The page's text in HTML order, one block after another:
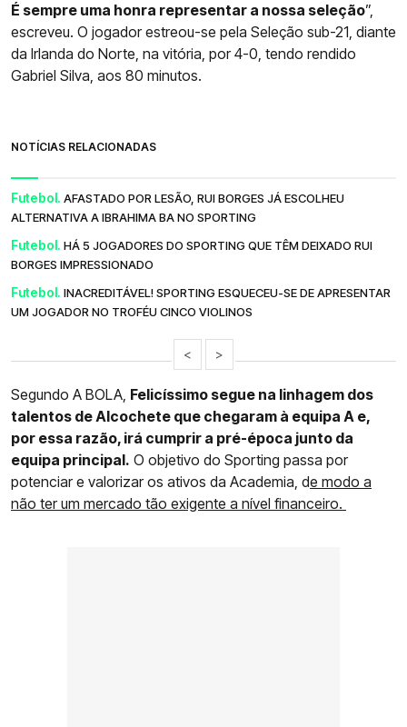
É sempre uma honra representar a nossa seleção”,
escreveu. O jogador estreou-se pela Seleção sub-21, diante
da Irlanda do Norte, na vitória, por 4-0, tendo rendido
Gabriel Silva, aos 80 minutos.
NOTÍCIAS RELACIONADAS
Futebol. AFASTADO POR LESÃO, RUI BORGES JÁ ESCOLHEU
ALTERNATIVA A IBRAHIMA BA NO SPORTING
Futebol. HÁ 5 JOGADORES DO SPORTING QUE TÊM DEIXADO RUI
BORGES IMPRESSIONADO
Futebol. INACREDITÁVEL! SPORTING ESQUECEU-SE DE APRESENTAR
UM JOGADOR NO TROFÉU CINCO VIOLINOS
< >
Segundo A BOLA, Felicíssimo segue na linhagem dos
talentos de Alcochete que chegaram à equipa A e,
por essa razão, irá cumprir a pré-época junto da
equipa principal. O objetivo do Sporting passa por
potenciar e valorizar os ativos da Academia, de modo a
não ter um mercado tão exigente a nível financeiro.